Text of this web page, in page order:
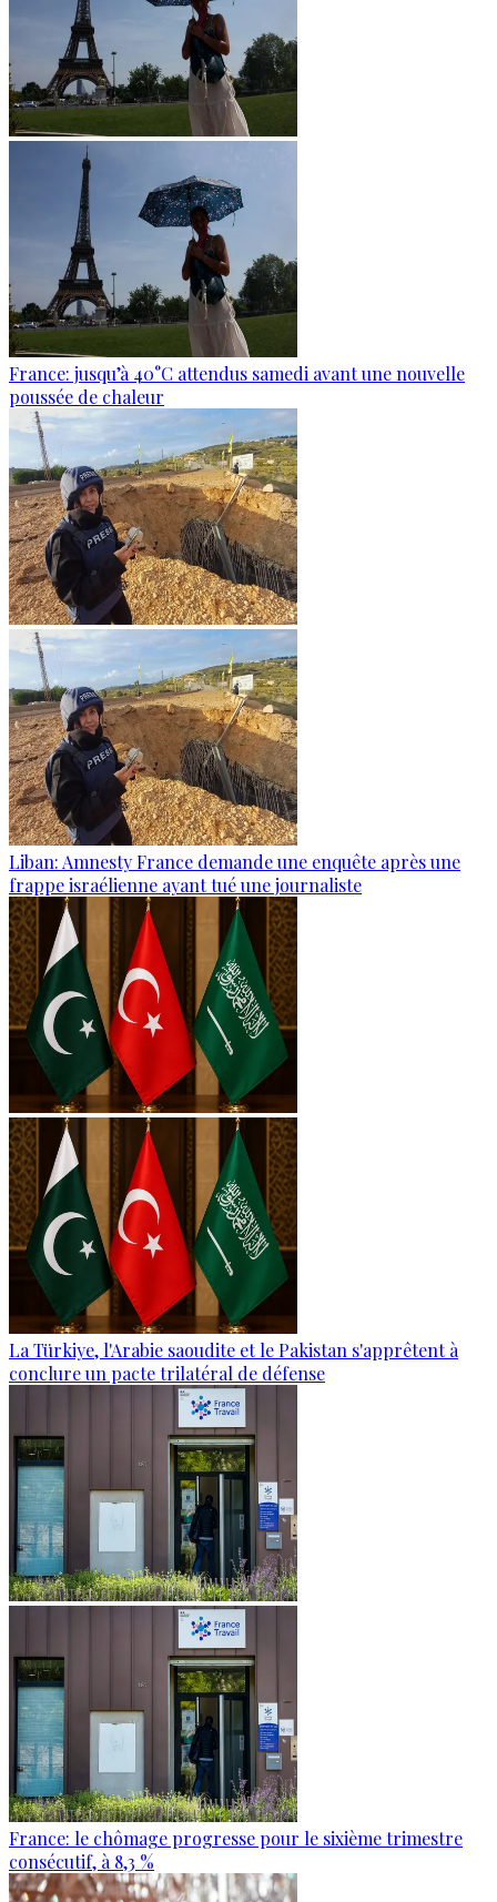
France: jusqu’à 40°C attendus samedi avant une nouvelle
poussée de chaleur
Liban: Amnesty France demande une enquête après une
frappe israélienne ayant tué une journaliste
La Türkiye, l'Arabie saoudite et le Pakistan s'apprêtent à
conclure un pacte trilatéral de défense
France: le chômage progresse pour le sixième trimestre
consécutif, à 8,3 %